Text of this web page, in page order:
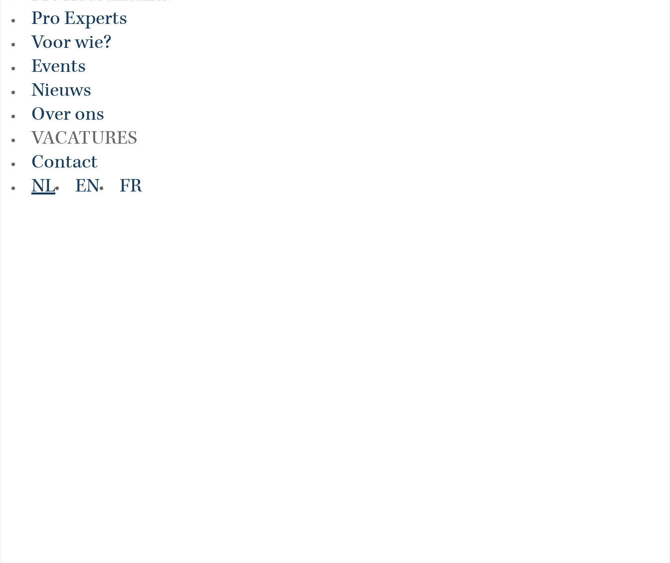
Pro Experts
Voor wie?
Events
Nieuws
Over ons
VACATURES
Contact
NL
EN FR